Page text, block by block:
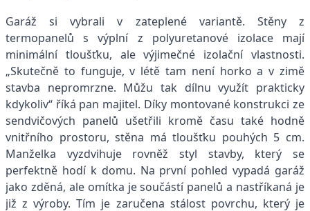
Garáž si vybrali v zateplené variantě. Stěny z
termopanelů s výplní z polyuretanové izolace mají
minimální tloušťku, ale výjimečné izolační vlastnosti.
„Skutečně to funguje, v létě tam není horko a v zimě
stavba nepromrzne. Můžu tak dílnu využít prakticky
kdykoliv“ říká pan majitel. Díky montované konstrukci ze
sendvičových panelů ušetřili kromě času také hodně
vnitřního prostoru, stěna má tloušťku pouhých 5 cm.
Manželka vyzdvihuje rovněž styl stavby, který se
perfektně hodí k domu. Na první pohled vypadá garáž
jako zděná, ale omítka je součástí panelů a nastříkaná je
již z výroby. Tím je zaručena stálost povrchu, který je